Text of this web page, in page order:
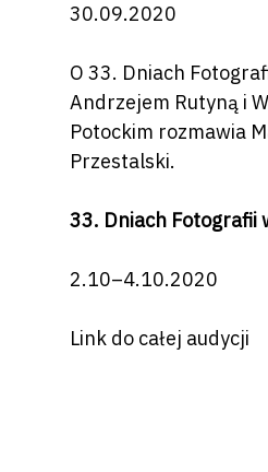
30.09.2020
O 33. Dniach
Andrzejem Rutyną i
Potockim rozmawia
Przestalski.
33. Dniach Fotografii
2.10–4.10.2020
Link do całej audycji